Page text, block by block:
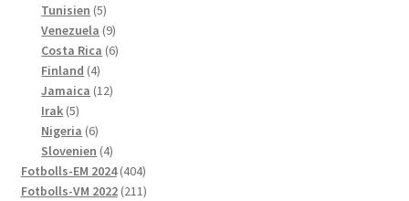
produkter
Tunisien 55
produkter
Venezuela 99
produkter
Costa Rica 66
Finland 44
produkter
Jamaica 1212
Irak 55
produkter
Nigeria 66
produkter
Slovenien 44
produkter
Fotbolls-EM 2024 404404
produkter
Fotbolls-VM 2022 211211